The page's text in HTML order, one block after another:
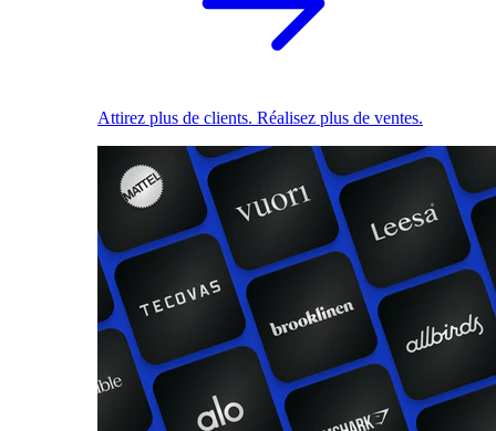
Attirez plus de clients. Réalisez plus de ventes.